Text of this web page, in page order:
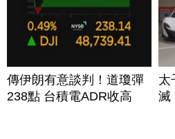
傳伊朗有意談判！道瓊彈
238點 台積電ADR收高
太
滅